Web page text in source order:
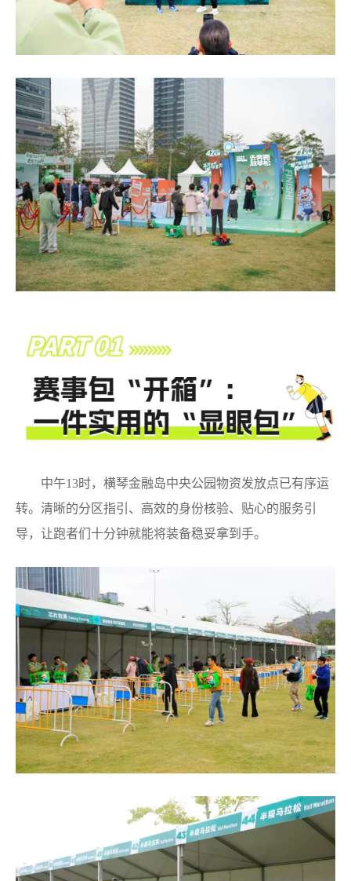
中午13时，横琴金融岛中央公园物资发放点已有序运
转。清晰的分区指引、高效的身份核验、贴心的服务引
导，让跑者们十分钟就能将装备稳妥拿到手。